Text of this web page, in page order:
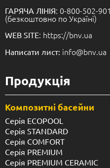
ГАРЯЧА ЛІНІЯ: 0-800-502-901
(безкоштовно по Україні)
WEB SITE: https://bnv.ua
Написати лист: info@bnv.ua
Продукція
Композитні басейни
Серія ECOPOOL
Серія STANDARD
Серія COMFORT
Серія PREMIUM
Серія PREMIUM CERAMIC